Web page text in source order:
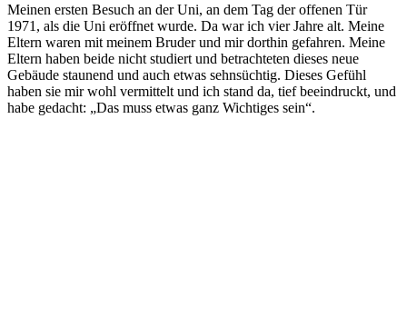
Meinen ersten Besuch an der Uni, an dem Tag der offenen Tür
1971, als die Uni eröffnet wurde. Da war ich vier Jahre alt. Meine
Eltern waren mit meinem Bruder und mir dorthin gefahren. Meine
Eltern haben beide nicht studiert und betrachteten dieses neue
Gebäude staunend und auch etwas sehnsüchtig. Dieses Gefühl
haben sie mir wohl vermittelt und ich stand da, tief beeindruckt, und
habe gedacht: „Das muss etwas ganz Wichtiges sein“.